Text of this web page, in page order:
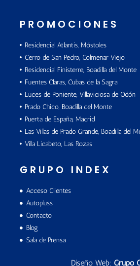
PROMOCIONES
Residencial Atlantis, Móstoles
Cerro de San Pedro, Colmenar Viejo
Residencial Finisterre, Boadilla del Monte
Fuentes Claras, Cubas de la Sagra
Luces de Poniente, Villaviciosa de Odón
Prado Chico, Boadilla del Monte
Puerta de España, Madrid
Las Villas de Prado Grande, Boadilla del
Villa Licabeto, Las Rozas
GRUPO INDEX
Acceso Clientes
Autopluss
Contacto
Blog
Sala de Prensa
Diseño Web: Grupo